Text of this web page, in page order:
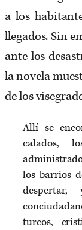
a los
llegados. Sin
ante los
la novela
de los
Allí se
calados,
los barrios
turcos,